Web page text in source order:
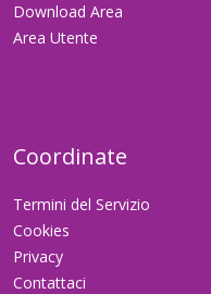
Download Area
Area Utente
Coordinate
Termini del Servizio
Cookies
Privacy
Contattaci